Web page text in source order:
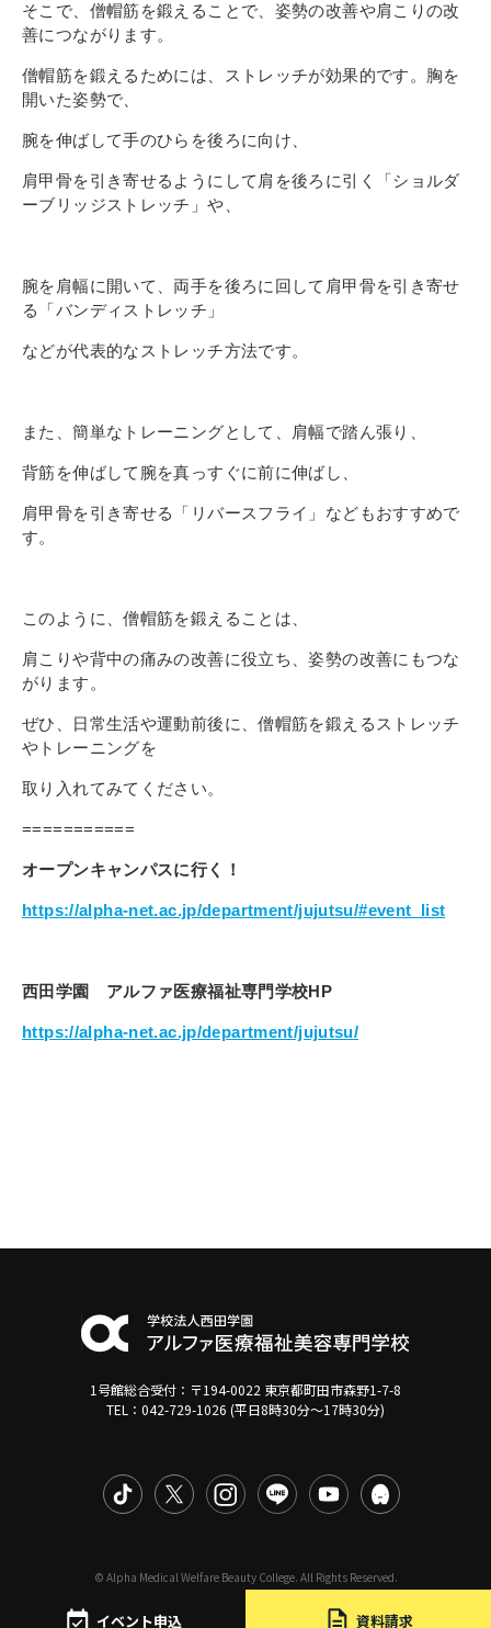
そこで、僧帽筋を鍛えることで、姿勢の改善や肩こりの改
善につながります。
僧帽筋を鍛えるためには、ストレッチが効果的です。胸を
開いた姿勢で、
腕を伸ばして手のひらを後ろに向け、
肩甲骨を引き寄せるようにして肩を後ろに引く「ショルダ
ーブリッジストレッチ」や、
腕を肩幅に開いて、両手を後ろに回して肩甲骨を引き寄せ
る「バンディストレッチ」
などが代表的なストレッチ方法です。
また、簡単なトレーニングとして、肩幅で踏ん張り、
背筋を伸ばして腕を真っすぐに前に伸ばし、
肩甲骨を引き寄せる「リバースフライ」などもおすすめで
す。
このように、僧帽筋を鍛えることは、
肩こりや背中の痛みの改善に役立ち、姿勢の改善にもつな
がります。
ぜひ、日常生活や運動前後に、僧帽筋を鍛えるストレッチ
やトレーニングを
取り入れてみてください。
===========
オープンキャンパスに行く！
https://alpha-net.ac.jp/department/jujutsu/#event_list
西田学園 アルファ医療福祉専門学校HP
https://alpha-net.ac.jp/department/jujutsu/
イベント申込 資料請求
1号館総合受付：〒194-0022 東京都町田市森野1-7-8
TEL：042-729-1026 (平日8時30分〜17時30分)
© Alpha Medical Welfare Beauty College. All Rights Reserved.